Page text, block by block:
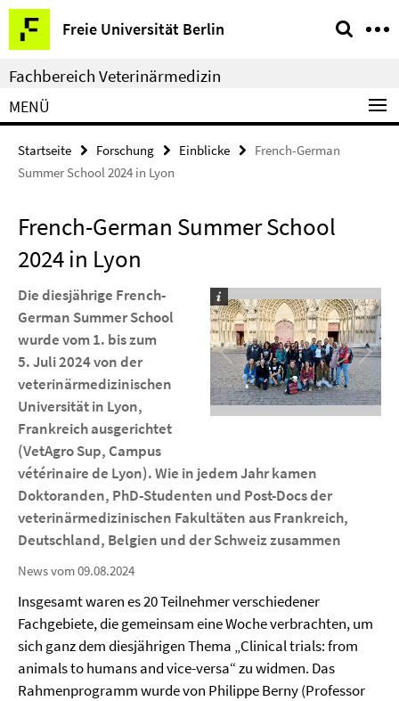
Springe
direkt
zu
Inhalt
Freie Universität Berlin
Service-
Navigation
Fachbereich Veterinärmedizin
MENÜ
Startseite Forschung Einblicke
French-German
Summer School 2024 in Lyon
French-German Summer School
2024 in Lyon
Die diesjährige French-
German Summer School
wurde vom 1. bis zum
5. Juli 2024 von der
veterinärmedizinischen
Universität in Lyon,
Frankreich ausgerichtet
(VetAgro Sup, Campus
vétérinaire de Lyon). Wie in jedem Jahr kamen
Doktoranden, PhD-Studenten und Post-Docs der
veterinärmedizinischen Fakultäten aus Frankreich,
Deutschland, Belgien und der Schweiz zusammen
News vom 09.08.2024
Insgesamt waren es 20 Teilnehmer verschiedener
Fachgebiete, die gemeinsam eine Woche verbrachten, um
sich ganz dem diesjährigen Thema „Clinical trials: from
animals to humans and vice-versa“ zu widmen. Das
Rahmenprogramm wurde von Philippe Berny (Professor